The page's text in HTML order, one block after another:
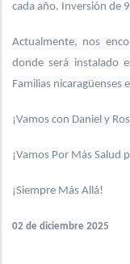
cada año. Inversión de
Actualmente, nos
donde será instalado
Familias nicaragüenses
¡Vamos con Daniel y
¡Vamos Por Más Salud
¡Siempre Más Allá!
02 de diciembre 2025